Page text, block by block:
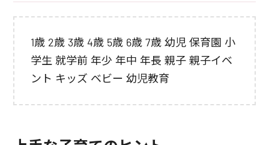
1歳 2歳 3歳 4歳 5歳 6歳 7歳 幼児 保育園 小
学生 就学前 年少 年中 年長 親子 親子イベ
ント キッズ ベビー 幼児教育